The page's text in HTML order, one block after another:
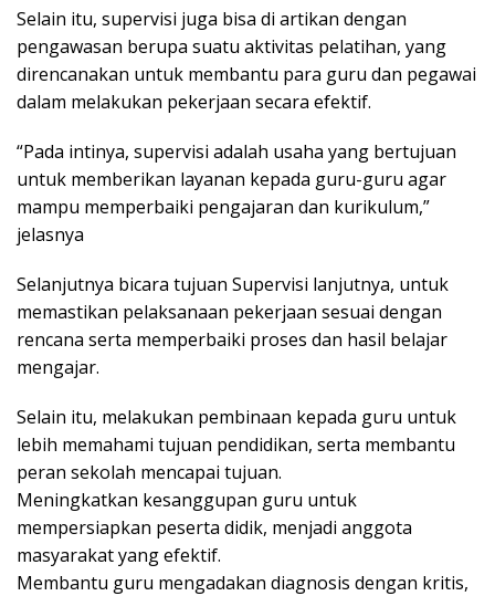
Selain itu, supervisi juga bisa di artikan dengan
pengawasan berupa suatu aktivitas pelatihan, yang
direncanakan untuk membantu para guru dan pegawai
dalam melakukan pekerjaan secara efektif.
“Pada intinya, supervisi adalah usaha yang bertujuan
untuk memberikan layanan kepada guru-guru agar
mampu memperbaiki pengajaran dan kurikulum,”
jelasnya
Selanjutnya bicara tujuan Supervisi lanjutnya, untuk
memastikan pelaksanaan pekerjaan sesuai dengan
rencana serta memperbaiki proses dan hasil belajar
mengajar.
Selain itu, melakukan pembinaan kepada guru untuk
lebih memahami tujuan pendidikan, serta membantu
peran sekolah mencapai tujuan.
Meningkatkan kesanggupan guru untuk
mempersiapkan peserta didik, menjadi anggota
masyarakat yang efektif.
Membantu guru mengadakan diagnosis dengan kritis,